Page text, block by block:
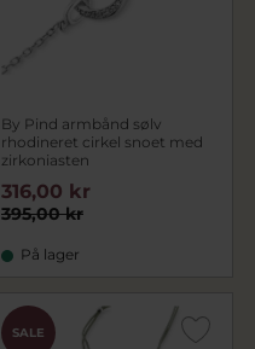
By Pind armbånd sølv
rhodineret cirkel snoet med
zirkoniasten
395,00 kr
316,00 kr
På lager
SALE